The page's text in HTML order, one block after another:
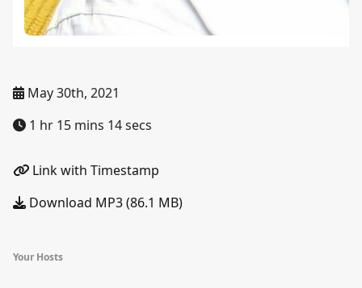
May 30th, 2021
1 hr 15 mins 14 secs
Link with Timestamp
Download MP3 (86.1 MB)
Your Hosts